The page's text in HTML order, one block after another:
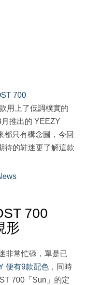
700
用上了低調樸實的
推出的 YEEZY
都只有構念圖，今回
待的鞋迷更了解這款
700
形
非常忙碌，單是已
便有9款配色 ，同時
700「Sun」的定